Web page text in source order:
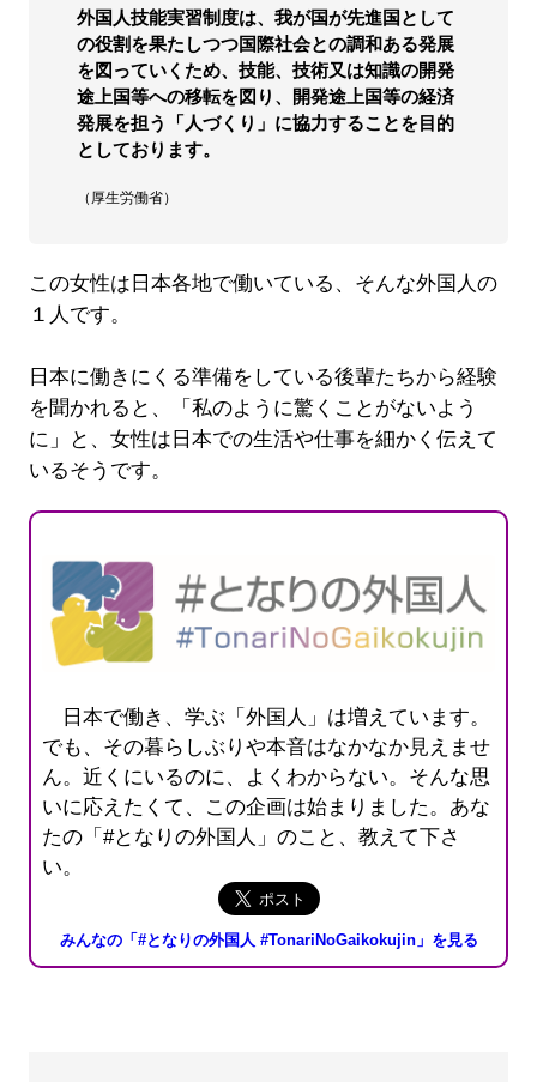
外国人技能実習制度は、我が国が先進国として
の役割を果たしつつ国際社会との調和ある発展
を図っていくため、技能、技術又は知識の開発
途上国等への移転を図り、開発途上国等の経済
発展を担う「人づくり」に協力することを目的
としております。
（厚生労働省）
この女性は日本各地で働いている、そんな外国人の
１人です。
日本に働きにくる準備をしている後輩たちから経験
を聞かれると、「私のように驚くことがないよう
に」と、女性は日本での生活や仕事を細かく伝えて
いるそうです。
日本で働き、学ぶ「外国人」は増えています。
でも、その暮らしぶりや本音はなかなか見えませ
ん。近くにいるのに、よくわからない。そんな思
いに応えたくて、この企画は始まりました。あな
たの「#となりの外国人」のこと、教えて下さ
い。
みんなの「#となりの外国人 #TonariNoGaikokujin」を見る